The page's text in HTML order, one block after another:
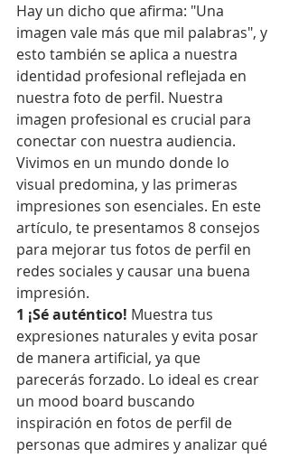
Hay un dicho que afirma: "Una
imagen vale más que mil palabras", y
esto también se aplica a nuestra
identidad profesional reflejada en
nuestra foto de perfil. Nuestra
imagen profesional es crucial para
conectar con nuestra audiencia.
Vivimos en un mundo donde lo
visual predomina, y las primeras
impresiones son esenciales. En este
artículo, te presentamos 8 consejos
para mejorar tus fotos de perfil en
redes sociales y causar una buena
impresión.
1 ¡Sé auténtico! Muestra tus
expresiones naturales y evita posar
de manera artificial, ya que
parecerás forzado. Lo ideal es crear
un mood board buscando
inspiración en fotos de perfil de
personas que admires y analizar qué